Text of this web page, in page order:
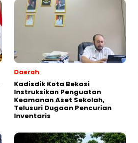
Daerah
Kadisdik Kota Bekasi
Instruksikan Penguatan
Keamanan Aset Sekolah,
Telusuri Dugaan Pencurian
Inventaris